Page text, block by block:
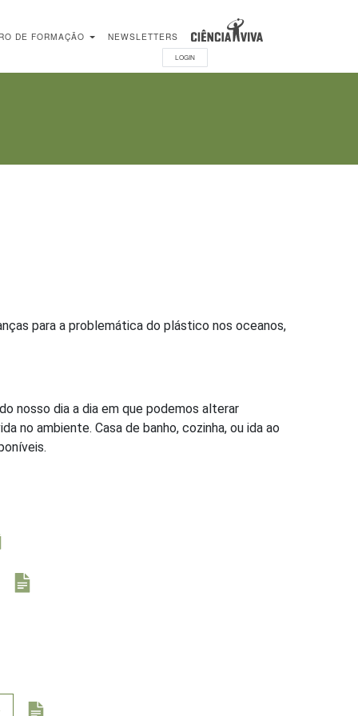
DE FORMAÇÃO NEWSLETTERS
LOGIN
para a problemática do plástico nos oceanos,
nosso dia a dia em que podemos alterar
no ambiente. Casa de banho, cozinha, ou ida ao